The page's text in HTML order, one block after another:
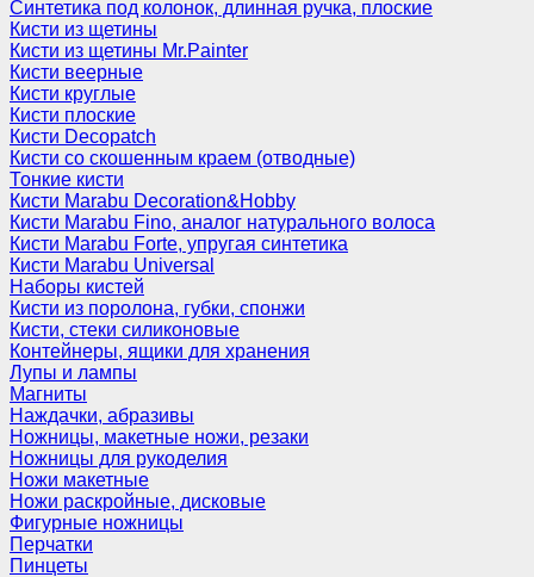
Синтетика под колонок, длинная ручка, плоские
Кисти из щетины
Кисти из щетины Mr.Painter
Кисти веерные
Кисти круглые
Кисти плоские
Кисти Decopatch
Кисти со скошенным краем (отводные)
Тонкие кисти
Кисти Marabu Decoration&Hobby
Кисти Marabu Fino, аналог натурального волоса
Кисти Marabu Forte, упругая синтетика
Кисти Marabu Universal
Наборы кистей
Кисти из поролона, губки, спонжи
Кисти, стеки силиконовые
Контейнеры, ящики для хранения
Лупы и лампы
Магниты
Наждачки, абразивы
Ножницы, макетные ножи, резаки
Ножницы для рукоделия
Ножи макетные
Ножи раскройные, дисковые
Фигурные ножницы
Перчатки
Пинцеты